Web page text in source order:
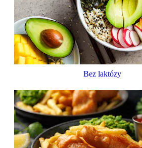
Bez laktózy